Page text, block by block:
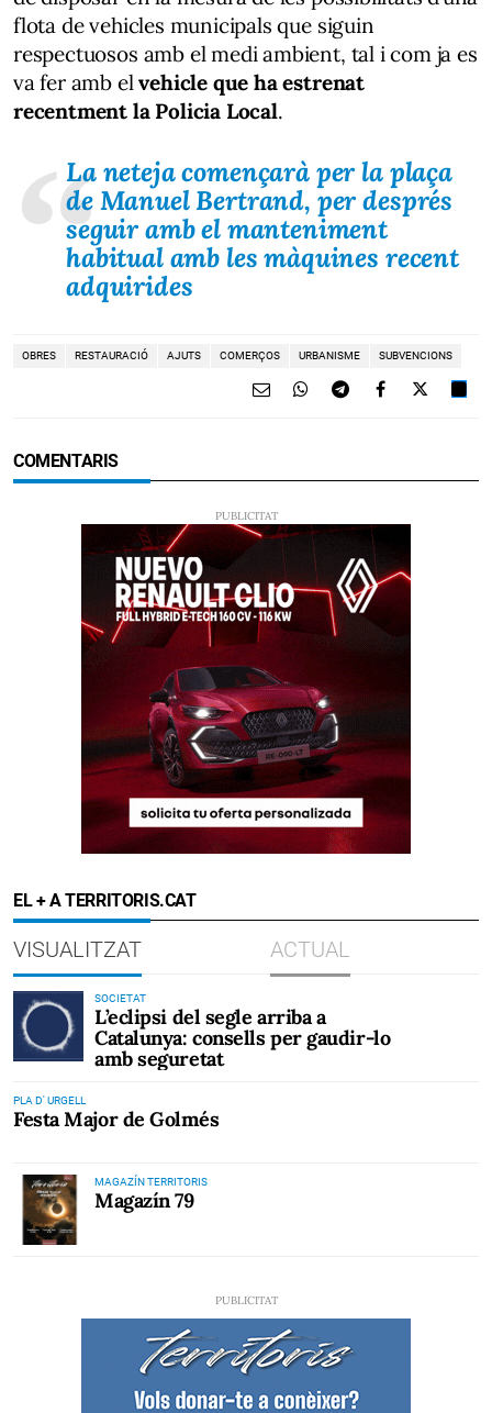
flota de vehicles municipals que siguin
respectuosos amb el medi ambient, tal i com ja es
va fer amb elvehicle que ha estrenat
recentment la Policia Local.
La neteja començarà per la plaça
de Manuel Bertrand, per després
seguir amb el manteniment
habitual amb les màquines recent
adquirides
OBRES RESTAURACIÓ AJUTS COMERÇOS URBANISME SUBVENCIONS
COMENTARIS
EL + A TERRITORIS.CAT
VISUALITZAT ACTUAL
SOCIETAT
L’eclipsi del segle arriba a
Catalunya: consells per gaudir-lo
amb seguretat
PLA D' URGELL
Festa Major de Golmés
MAGAZÍN TERRITORIS
Magazín 79